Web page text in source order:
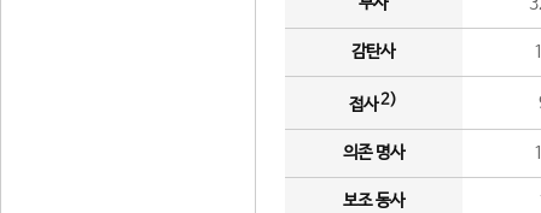
부사
감탄사
접사2)
의존 명사
보조 동사